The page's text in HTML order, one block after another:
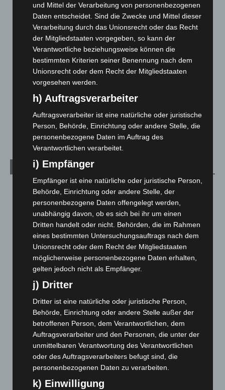
Blaulicht
2.799
Corona-News
712
Hannover und Region
Langenhagen und Ortsteile
Leserbriefe
Menschen
Über uns
Veranstaltungen
1.887
1.270
Archiv
August 2026(12)
Juli 2026(73)
Juni 2026(139)
Mai 2026(99)
April 2026(99)
März 2026
(115)
Februar 2026
Dezember 2025(103)
November 2025 (114)
Oktober 2025(112)
September 2025(93)
August 2025(90)
Juli 2025 (90)
und Mittel der Verarbeitung von personenbezogenen
Daten entscheidet. Sind die Zwecke und Mittel dieser
Verarbeitung durch das Unionsrecht oder das Recht
der Mitgliedstaaten vorgegeben, so kann der
Verantwortliche beziehungsweise können die
bestimmten Kriterien seiner Benennung nach dem
Unionsrecht oder dem Recht der Mitgliedstaaten
vorgesehen werden.
h) Auftragsverarbeiter
Auftragsverarbeiter ist eine natürliche oder juristische
Person, Behörde, Einrichtung oder andere Stelle, die
personenbezogene Daten im Auftrag des
Verantwortlichen verarbeitet.
i) Empfänger
Empfänger ist eine natürliche oder juristische Person,
Behörde, Einrichtung oder andere Stelle, der
personenbezogene Daten offengelegt werden,
unabhängig davon, ob es sich bei ihr um einen
Dritten handelt oder nicht. Behörden, die im Rahmen
eines bestimmten Untersuchungsauftrags nach dem
Unionsrecht oder dem Recht der Mitgliedstaaten
möglicherweise personenbezogene Daten erhalten,
gelten jedoch nicht als Empfänger.
j) Dritter
Dritter ist eine natürliche oder juristische Person,
Behörde, Einrichtung oder andere Stelle außer der
betroffenen Person, dem Verantwortlichen, dem
Auftragsverarbeiter und den Personen, die unter der
unmittelbaren Verantwortung des Verantwortlichen
oder des Auftragsverarbeiters befugt sind, die
personenbezogenen Daten zu verarbeiten.
k) Einwilligung